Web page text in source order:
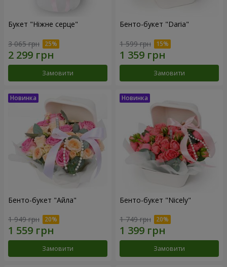
Букет "Ніжне серце"
3 065 грн
Замовити
Бенто-букет "Daria"
1 599 грн
Замовити
Бенто-букет "Айла"
1 949 грн
Замовити
Бенто-букет "Nicely"
1 749 грн
Замовити